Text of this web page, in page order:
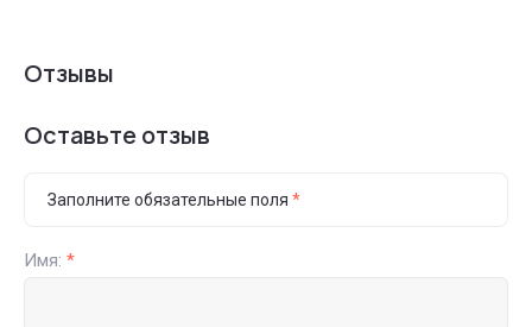
Отзывы
Оставьте отзыв
Заполните обязательные поля *
Имя: *